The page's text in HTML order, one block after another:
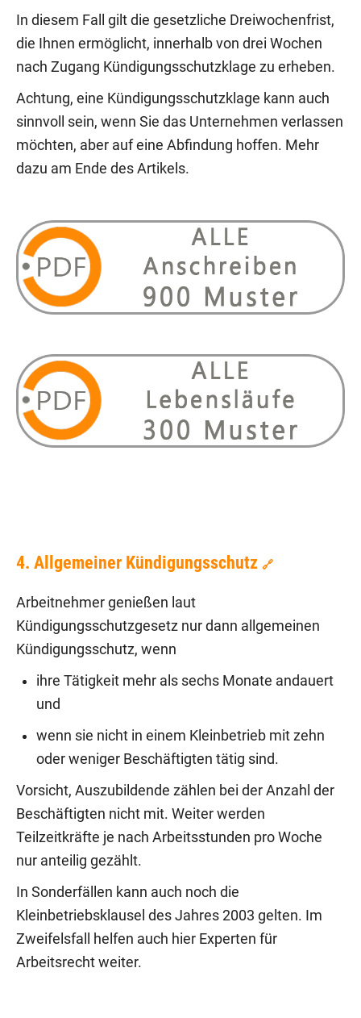
In diesem Fall gilt die gesetzliche Dreiwochenfrist,
die Ihnen ermöglicht, innerhalb von drei Wochen
nach Zugang Kündigungsschutzklage zu erheben.
Achtung, eine Kündigungsschutzklage kann auch
sinnvoll sein, wenn Sie das Unternehmen verlassen
möchten, aber auf eine Abfindung hoffen. Mehr
dazu am Ende des Artikels.
4. Allgemeiner Kündigungsschutz 🔗
Arbeitnehmer genießen laut
Kündigungsschutzgesetz nur dann allgemeinen
Kündigungsschutz, wenn
ihre Tätigkeit mehr als sechs Monate andauert
und
wenn sie nicht in einem Kleinbetrieb mit zehn
oder weniger Beschäftigten tätig sind.
Vorsicht, Auszubildende zählen bei der Anzahl der
Beschäftigten nicht mit. Weiter werden
Teilzeitkräfte je nach Arbeitsstunden pro Woche
nur anteilig gezählt.
In Sonderfällen kann auch noch die
Kleinbetriebsklausel des Jahres 2003 gelten. Im
Zweifelsfall helfen auch hier Experten für
Arbeitsrecht weiter.